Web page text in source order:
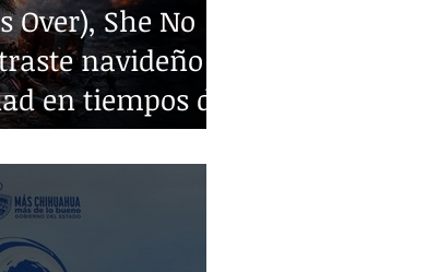
Over), She No
navideño y
en tiempos de